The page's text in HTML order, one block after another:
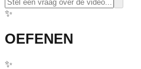
✨
OEFENEN
✨